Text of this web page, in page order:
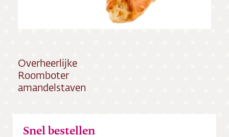
Overheerlijke
Roomboter
amandelstaven
Snel bestellen